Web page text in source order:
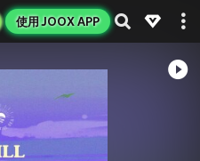
使用 JOOX APP